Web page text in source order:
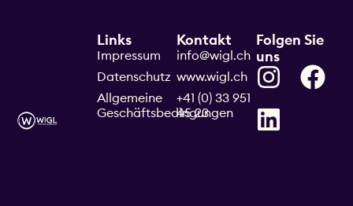
Kontakt
info@wigl.ch
www.wigl.ch
+41 (0) 33 951
45 23
Links
Impressum
Datenschutz
Allgemeine
Geschäftsbedingungen
Folgen Sie
uns